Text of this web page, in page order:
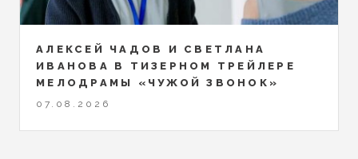
АЛЕКСЕЙ ЧАДОВ И СВЕТЛАНА
ИВАНОВА В ТИЗЕРНОМ ТРЕЙЛЕРЕ
МЕЛОДРАМЫ «ЧУЖОЙ ЗВОНОК»
07.08.2026